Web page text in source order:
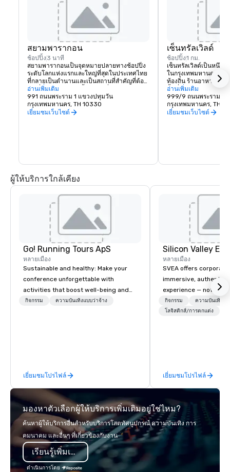
สยามพารากอน
ช้อปปิ้ง 3 นาที
สยามพารากอนเป็นจุดหมายปลายทางช้อปปิ้ง
ระดับโลกแห่งแรกและใหญ่ที่สุดในประเทศไทย
ที่กลายเป็นตำนานและเป็นสถานที่สำคัญที่ต้อง
ไปเที่ยวในกรุงเทพฯ ทั้งในท้องถิ่นและต่าง
ประเทศ
อ่านเพิ่มเติม
991 ถนนพระราม 1 แขวงปทุมวัน
กรุงเทพมหานคร, TH 10330
เยี่ยมชมเว็บไซต์
เซ็นทรัลเวิลด์
ช้อปปิ้ง1 กม.
เซ็นทรัลเวิลด์เป็นหนึ่ง
ในกรุงเทพมหานคร มีแ
ท้องถิ่น ร้านอาหาร โร
พื้นที่จัดงาน และการเชื่
โรงแรมทำให้เป็นศูนย์
และความบันเทิงที่สำคั
อ่านเพิ่มเติม
กรุงเทพมหานคร, TH
เยี่ยมชมเว็บไซต์
ผู้ให้บริการใกล้เคียง
Go! Running Tours ApS
หลายเมือง
Sustainable and healthy: Make your
conference unforgettable with
activities that boost well-being and
lower carbon footprints. Explore the
กิจกรรม ความบันเทิงแบบว่าจ้าง
เยี่ยมชมโปรไฟล์
หลายเมือง
SVEA offers
immersive, authentic
experience — not a
transformation. We
facilitate custom
offsites. Whether
think like a Silicon
world's fastest-
or walk away with a
innovation playbook,
กิจกรรม
ความบันเทิงแบ
โลจิสติกส์/การตกแต่ง
เยี่ยมชมโปรไฟล์
มองหาตัวเลือกผู้ให้บริการเพิ่มเติมอยู่ใช่ไหม?
ค้นหาผู้ให้บริการอื่นสำหรับบริการโสตทัศนูปกรณ์ ความบันเทิง การ
คมนาคม และอื่นๆ ที่เกี่ยวข้องกับงาน
เรียนรู้เพิ่มเติม
ดำเนินการโดย